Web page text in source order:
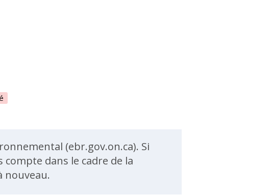
(ebr.gov.on.ca). Si
dans le cadre de la
nouveau.